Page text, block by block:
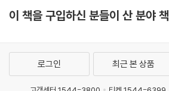
이 책을 구입하신 분들이 산 분야 책
로그인 최근 본 상품